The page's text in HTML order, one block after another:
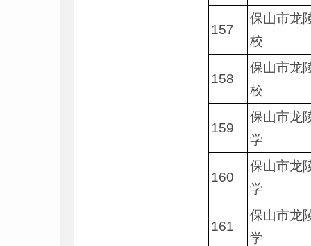
157
保山市龙
校
158
保山市龙
校
159
保山市龙
学
160
保山市龙
学
161
保山市龙
学